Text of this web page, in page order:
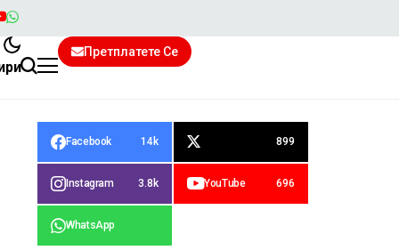
Претплатете Се
Facebook 14k 899
Instagram 3.8k YouTube 696
WhatsApp